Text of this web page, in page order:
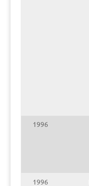
1996
1996